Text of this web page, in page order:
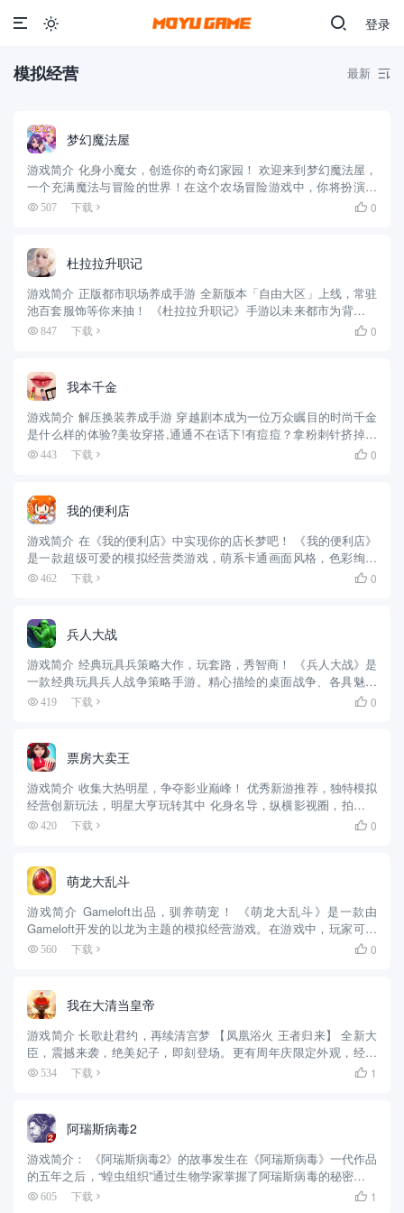
登录

模拟经营 最新 
梦幻魔法屋
游戏简介 化身小魔女，创造你的奇幻家园！ 欢迎来到梦幻魔法屋，
一个充满魔法与冒险的世界！在这个农场冒险游戏中，你将扮演小
女巫露比，通过魔法的力量，来实现你的创意，打造一个美丽而温
507 下载  0
杜拉拉升职记
游戏简介 正版都市职场养成手游 全新版本「自由大区」上线，常驻
池百套服饰等你来抽！ 《杜拉拉升职记》手游以未来都市为背景，
你将成为一个刚进入世界500强企业的职场萌新，踏入人生新阶段既
847 下载  0
我本千金
游戏简介 解压换装养成手游 穿越剧本成为一位万众瞩目的时尚千金
是什么样的体验?美妆穿搭,通通不在话下!有痘痘？拿粉刺针挤掉！
有黑头？拿用镊子连根拔起！皮肤平平整整的粉底液超级服帖！完
443 下载  0
我的便利店
游戏简介 在《我的便利店》中实现你的店长梦吧！ 《我的便利店》
是一款超级可爱的模拟经营类游戏，萌系卡通画面风格，色彩绚丽
的人物设定，带给你超萌视觉享受，玩游戏就如同看动画，一景一
462 下载  0
兵人大战
游戏简介 经典玩具兵策略大作，玩套路，秀智商！ 《兵人大战》是
一款经典玩具兵人战争策略手游。精心描绘的桌面战争、各具魅力
的玩具英雄、巧妙融合操作的战斗方式、极具挑战的防御关卡、和
419 下载  0
票房大卖王
游戏简介 收集大热明星，争夺影业巅峰！ 优秀新游推荐，独特模拟
经营创新玩法，明星大亨玩转其中 化身名导，纵横影视圈，拍属于
你的大卖电影 ！ 这是一个逆袭的故事，可在游戏中收集数百位当红
420 下载  0
萌龙大乱斗
游戏简介 Gameloft出品，驯养萌宠！ 《萌龙大乱斗》是一款由
Gameloft开发的以龙为主题的模拟经营游戏。在游戏中，玩家可以
按照自己的心意育成各具个性的龙，并与它们一起踏上冒险之旅。
560 下载  0
我在大清当皇帝
游戏简介 长歌赴君约，再续清宫梦 【凤凰浴火 王者归来】 全新大
臣，震撼来袭，绝美妃子，即刻登场。更有周年庆限定外观，经典
皮肤返场，超多惊喜等着你。 【身临其境 帝王养成】 沉浸式体验
534 下载  1
阿瑞斯病毒2
游戏简介： 《阿瑞斯病毒2》的故事发生在《阿瑞斯病毒》一代作品
的五年之后，“蝗虫组织”通过生物学家掌握了阿瑞斯病毒的秘密，并
凭病毒所带来的强大武力，对幸存者进行残酪压榨与掠夺。主角尼
605 下载  1